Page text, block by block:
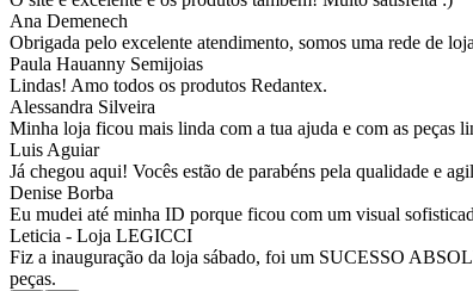
Ana Demenech
Obrigada pelo excelente atendimento, somos uma rede de
Paula Hauanny Semijoias
Lindas! Amo todos os produtos Redantex.
Alessandra Silveira
Minha loja ficou mais linda com a tua ajuda e com as peças
Luis Aguiar
Já chegou aqui! Vocês estão de parabéns pela qualidade e
Denise Borba
Eu mudei até minha ID porque ficou com um visual
Leticia - Loja LEGICCI
Fiz a inauguração da loja sábado, foi um SUCESSO
peças.